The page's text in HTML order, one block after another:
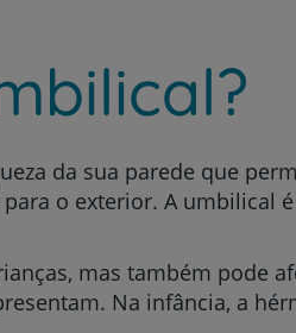
da sua parede que
o exterior. A umbilical
mas também pode
Na infância, a